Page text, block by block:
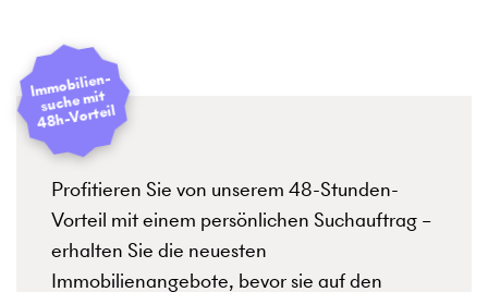
Profitieren Sie von unserem 48-Stunden-
Vorteil mit einem persönlichen Suchauftrag –
erhalten Sie die neuesten
Immobilienangebote, bevor sie auf den
I
mmobilien­
suche mit
48h-Vorteil